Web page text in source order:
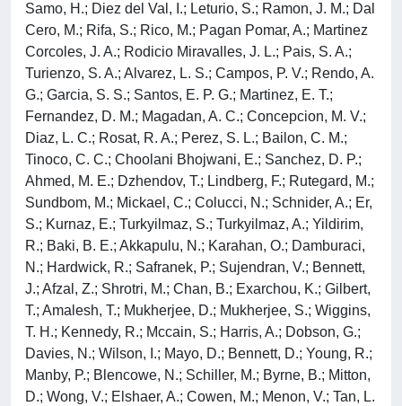
Samo, H.; Diez del Val, I.; Leturio, S.; Ramon, J. M.; Dal
Cero, M.; Rifa, S.; Rico, M.; Pagan Pomar, A.; Martinez
Corcoles, J. A.; Rodicio Miravalles, J. L.; Pais, S. A.;
Turienzo, S. A.; Alvarez, L. S.; Campos, P. V.; Rendo, A.
G.; Garcia, S. S.; Santos, E. P. G.; Martinez, E. T.;
Fernandez, D. M.; Magadan, A. C.; Concepcion, M. V.;
Diaz, L. C.; Rosat, R. A.; Perez, S. L.; Bailon, C. M.;
Tinoco, C. C.; Choolani Bhojwani, E.; Sanchez, D. P.;
Ahmed, M. E.; Dzhendov, T.; Lindberg, F.; Rutegard, M.;
Sundbom, M.; Mickael, C.; Colucci, N.; Schnider, A.; Er,
S.; Kurnaz, E.; Turkyilmaz, S.; Turkyilmaz, A.; Yildirim,
R.; Baki, B. E.; Akkapulu, N.; Karahan, O.; Damburaci,
N.; Hardwick, R.; Safranek, P.; Sujendran, V.; Bennett,
J.; Afzal, Z.; Shrotri, M.; Chan, B.; Exarchou, K.; Gilbert,
T.; Amalesh, T.; Mukherjee, D.; Mukherjee, S.; Wiggins,
T. H.; Kennedy, R.; Mccain, S.; Harris, A.; Dobson, G.;
Davies, N.; Wilson, I.; Mayo, D.; Bennett, D.; Young, R.;
Manby, P.; Blencowe, N.; Schiller, M.; Byrne, B.; Mitton,
D.; Wong, V.; Elshaer, A.; Cowen, M.; Menon, V.; Tan, L.